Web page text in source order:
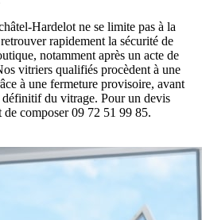
Hardelot ne se limite pas à la
rapidement la sécurité de
notamment après un acte de
vitriers qualifiés procèdent à une
à une fermeture provisoire, avant
définitif du vitrage. Pour un devis
composer 09 72 51 99 85.